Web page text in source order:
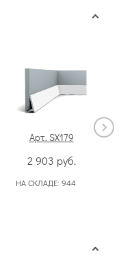
Арт. SX179
2 903 руб.
НА СКЛАДЕ: 944